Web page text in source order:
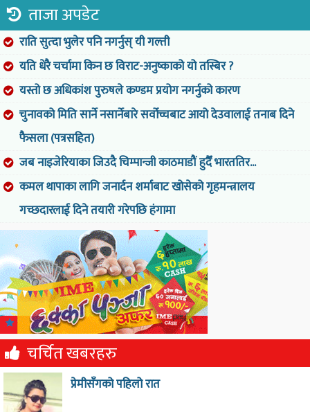
ताजा अपडेट
राति सुत्दा भुलेर पनि नगर्नुस् यी गल्ती
यति धेरै चर्चामा किन छ विराट-अनुष्काको यो तस्बिर ?
यस्तो छ अधिकांश पुरुषले कण्डम प्रयोग नगर्नुको कारण
चुनावको मिति सार्ने नसार्नेबारे सर्वोच्चबाट आयो देउवालाई तनाब दिने
फैसला (पत्रसहित)
जब नाइजेरियाका जिउदै चिम्पान्जी काठमाडौं हुदैँ भारततिर...
कमल थापाका लागि जनार्दन शर्माबाट खोसेको गृहमन्त्रालय
गच्छदारलाई दिने तयारी गरेपछि हंगामा
चर्चित खबरहरु
प्रेमीसँगको पहिलो रात